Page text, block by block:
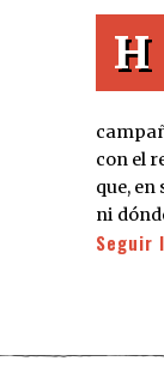
H
con el
que, en
ni
Seguir